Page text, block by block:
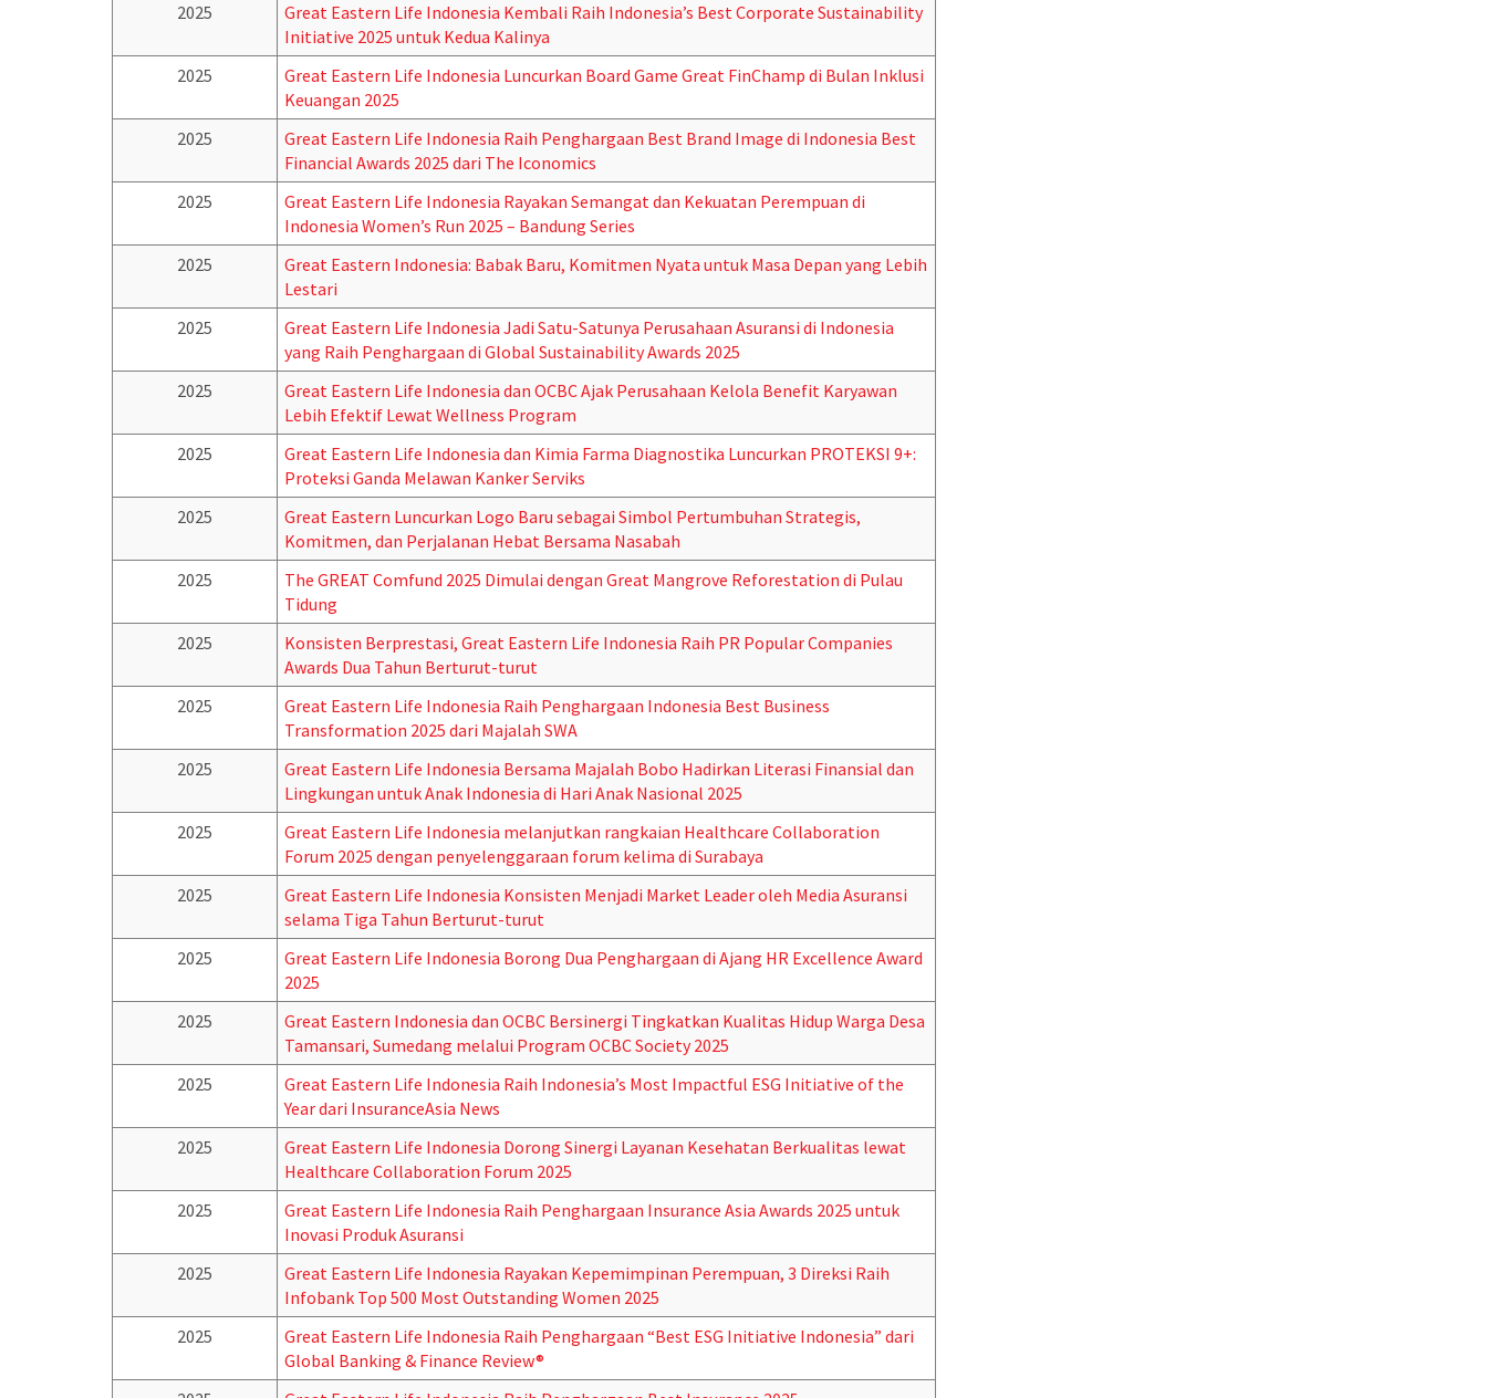
2025
Great Eastern Life Indonesia Kembali Raih Indonesia’s Best Corporate Sustainability
Initiative 2025 untuk Kedua Kalinya
2025
Great Eastern Life Indonesia Luncurkan Board Game Great FinChamp di Bulan Inklusi
Keuangan 2025
2025
Great Eastern Life Indonesia Raih Penghargaan Best Brand Image di Indonesia Best
Financial Awards 2025 dari The Iconomics
2025
Great Eastern Life Indonesia Rayakan Semangat dan Kekuatan Perempuan di
Indonesia Women’s Run 2025 – Bandung Series
2025
Great Eastern Indonesia: Babak Baru, Komitmen Nyata untuk Masa Depan yang Lebih
Lestari
2025
Great Eastern Life Indonesia Jadi Satu-Satunya Perusahaan Asuransi di Indonesia
yang Raih Penghargaan di Global Sustainability Awards 2025
2025
Great Eastern Life Indonesia dan OCBC Ajak Perusahaan Kelola Benefit Karyawan
Lebih Efektif Lewat Wellness Program
2025
Great Eastern Life Indonesia dan Kimia Farma Diagnostika Luncurkan PROTEKSI 9+:
Proteksi Ganda Melawan Kanker Serviks
2025
Great Eastern Luncurkan Logo Baru sebagai Simbol Pertumbuhan Strategis,
Komitmen, dan Perjalanan Hebat Bersama Nasabah
2025
The GREAT Comfund 2025 Dimulai dengan Great Mangrove Reforestation di Pulau
Tidung
2025
Konsisten Berprestasi, Great Eastern Life Indonesia Raih PR Popular Companies
Awards Dua Tahun Berturut-turut
2025
Great Eastern Life Indonesia Raih Penghargaan Indonesia Best Business
Transformation 2025 dari Majalah SWA
2025
Great Eastern Life Indonesia Bersama Majalah Bobo Hadirkan Literasi Finansial dan
Lingkungan untuk Anak Indonesia di Hari Anak Nasional 2025
2025
Great Eastern Life Indonesia melanjutkan rangkaian Healthcare Collaboration
Forum 2025 dengan penyelenggaraan forum kelima di Surabaya
2025
Great Eastern Life Indonesia Konsisten Menjadi Market Leader oleh Media Asuransi
selama Tiga Tahun Berturut-turut
2025
Great Eastern Life Indonesia Borong Dua Penghargaan di Ajang HR Excellence Award
2025
2025
Great Eastern Indonesia dan OCBC Bersinergi Tingkatkan Kualitas Hidup Warga Desa
Tamansari, Sumedang melalui Program OCBC Society 2025
2025
Great Eastern Life Indonesia Raih Indonesia’s Most Impactful ESG Initiative of the
Year dari InsuranceAsia News
2025
Great Eastern Life Indonesia Dorong Sinergi Layanan Kesehatan Berkualitas lewat
Healthcare Collaboration Forum 2025
2025
Great Eastern Life Indonesia Raih Penghargaan Insurance Asia Awards 2025 untuk
Inovasi Produk Asuransi
2025
Great Eastern Life Indonesia Rayakan Kepemimpinan Perempuan, 3 Direksi Raih
Infobank Top 500 Most Outstanding Women 2025
2025
Great Eastern Life Indonesia Raih Penghargaan “Best ESG Initiative Indonesia” dari
Global Banking & Finance Review®